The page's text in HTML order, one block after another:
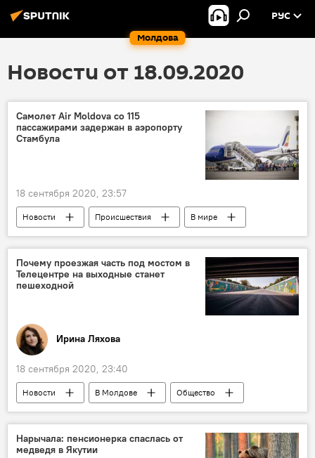
Молдова
РУС
Новости от 18.09.2020
Самолет Air Moldova со 115
пассажирами задержан в аэропорту
Стамбула
18 сентября 2020, 23:57
Новости Происшествия В мире
Почему проезжая часть под мостом в
Телецентре на выходные станет
пешеходной
Ирина Ляхова
18 сентября 2020, 23:40
Новости В Молдове
Общество
Культура
Ион Чебан Телецентр
Нарычала: пенсионерка спаслась от
медведя в Якутии